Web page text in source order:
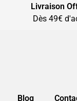
Livraison
Dès 49€
Blog